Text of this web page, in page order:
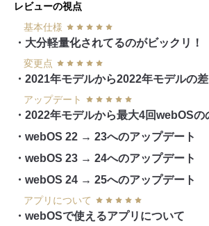
レビューの視点
基本仕様
・大分軽量化されてるのがビックリ！
変更点
・2021年モデルから2022年モデルの差
アップデート
・webOS 22 → 23へのアップデート
・webOS 23 → 24へのアップデート
・webOS 24 → 25へのアップデート
アプリについて
・webOSで使えるアプリについて